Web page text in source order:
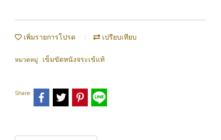
เพิ่มรายการโปรด เปรียบเทียบ
หมวดหมู่ : เข็มขัดหนังจระเข้แท้
Share